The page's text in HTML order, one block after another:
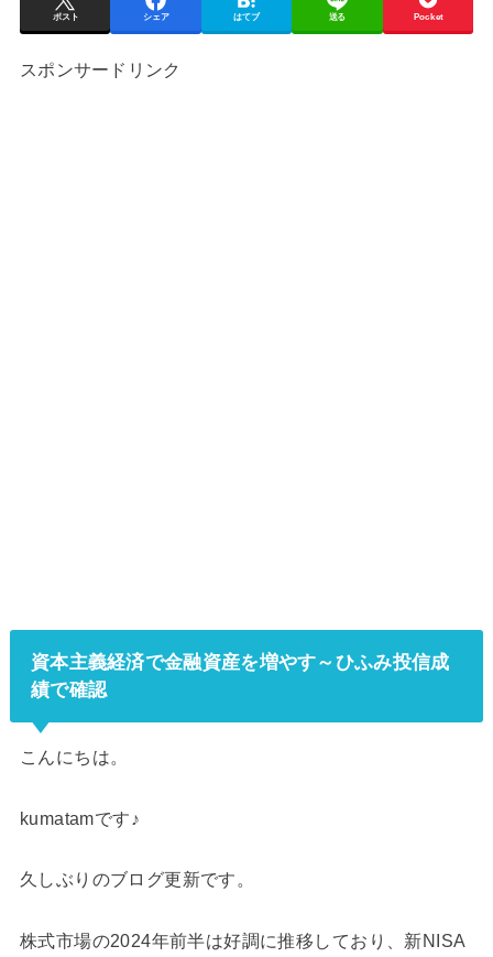
ポスト シェア はてブ 送る Pocket
スポンサードリンク
資本主義経済で金融資産を増やす～ひふみ投信成
績で確認
こんにちは。
kumatamです♪
久しぶりのブログ更新です。
株式市場の2024年前半は好調に推移しており、新NISA